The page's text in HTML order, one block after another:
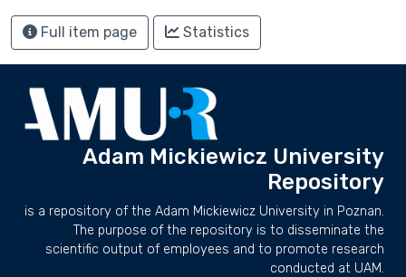
Full item page Statistics
Adam Mickiewicz University
Repository
is a repository of the Adam Mickiewicz University in Poznan.
The purpose of the repository is to disseminate the
scientific output of employees and to promote research
conducted at UAM.